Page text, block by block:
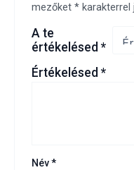
mezőket* karakterrel
A te
értékelésed*
Értékelésed*
Név*